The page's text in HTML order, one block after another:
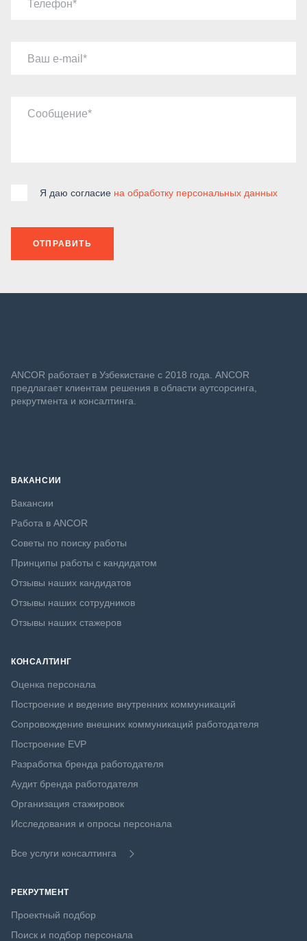
Телефон
Ваш e-mail
Сообщение
Я даю согласие на обработку персональных данных
ОТПРАВИТЬ
ANСOR работает в Узбекистане с 2018 года. ANCOR
предлагает клиентам решения в области аутсорсинга,
рекрутмента и консалтинга.
ВАКАНСИИ
Вакансии
Работа в ANCOR
Советы по поиску работы
Принципы работы с кандидатом
Отзывы наших кандидатов
Отзывы наших сотрудников
Отзывы наших стажеров
КОНСАЛТИНГ
Оценка персонала
Построение и ведение внутренних коммуникаций
Сопровождение внешних коммуникаций работодателя
Построение EVP
Разработка бренда работодателя
Аудит бренда работодателя
Организация стажировок
Исследования и опросы персонала
Все услуги консалтинга
РЕКРУТМЕНТ
Проектный подбор
Поиск и подбор персонала